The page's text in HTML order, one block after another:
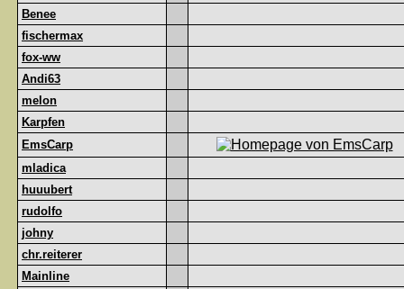
Benee
fischermax
fox-ww
Andi63
melon
Karpfen
EmsCarp
mladica
huuubert
rudolfo
johny
chr.reiterer
Mainline